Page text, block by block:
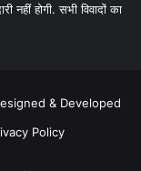
नहीं होगी. सभी विवादों का
& Developed
Policy